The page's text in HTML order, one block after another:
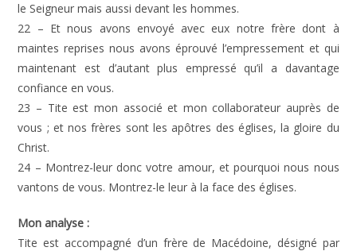
le Seigneur mais aussi devant les hommes.
22 – Et nous avons envoyé avec eux notre frère dont à
maintes reprises nous avons éprouvé l’empressement et qui
maintenant est d’autant plus empressé qu’il a davantage
confiance en vous.
23 – Tite est mon associé et mon collaborateur auprès de
vous ; et nos frères sont les apôtres des églises, la gloire du
Christ.
24 – Montrez-leur donc votre amour, et pourquoi nous nous
vantons de vous. Montrez-le leur à la face des églises.
Mon analyse :
Tite est accompagné d’un frère de Macédoine, désigné par